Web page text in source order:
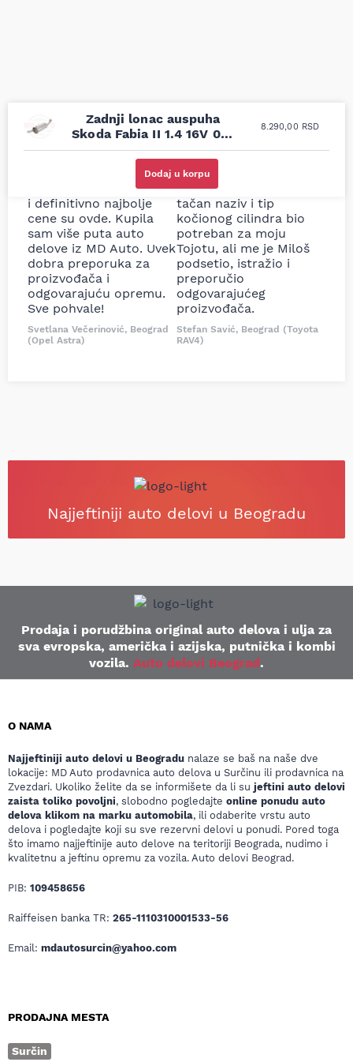
Zadnji lonac auspuha
Skoda Fabia II 1.4 16V 07-
14
8.290,00 RSD
Dodaj u korpu
Uporedila sam sve
prodavnice auto delova
i definitivno najbolje
cene su ovde. Kupila
sam više puta auto
delove iz MD Auto. Uvek
dobra preporuka za
proizvođača i
odgovarajuću opremu.
Sve pohvale!
Svetlana Večerinović, Beograd
(Opel Astra)
Odlična usluga i
ljubazni prodavci.
Nisam bio siguran koji je
tačan naziv i tip
kočionog cilindra bio
potreban za moju
Tojotu, ali me je Miloš
podsetio, istražio i
preporučio
odgovarajućeg
proizvođača.
Stefan Savić, Beograd (Toyota
RAV4)
Najjeftiniji auto delovi u Beogradu
Prodaja i porudžbina original auto delova i ulja za
sva evropska, američka i azijska, putnička i kombi
vozila. Auto delovi Beograd.
O NAMA
Najjeftiniji auto delovi u Beogradu nalaze se baš na naše dve
lokacije: MD Auto prodavnica auto delova u Surčinu ili prodavnica na
Zvezdari. Ukoliko želite da se informišete da li su jeftini auto delovi
zaista toliko povoljni, slobodno pogledajte online ponudu auto
delova klikom na marku automobila, ili odaberite vrstu auto
delova i pogledajte koji su sve rezervni delovi u ponudi. Pored toga
što imamo najjeftinije auto delove na teritoriji Beograda, nudimo i
kvalitetnu a jeftinu opremu za vozila. Auto delovi Beograd.
PIB: 109458656
Raiffeisen banka TR: 265-1110310001533-56
Email: mdautosurcin@yahoo.com
PRODAJNA MESTA
Surčin